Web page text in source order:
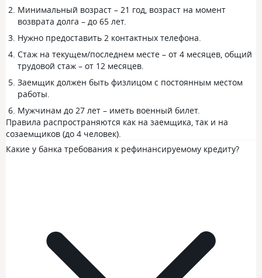
Минимальный возраст – 21 год, возраст на момент
возврата долга – до 65 лет.
Нужно предоставить 2 контактных телефона.
Стаж на текущем/последнем месте – от 4 месяцев, общий
трудовой стаж – от 12 месяцев.
Заемщик должен быть физлицом с постоянным местом
работы.
Мужчинам до 27 лет – иметь военный билет.
Правила распространяются как на заемщика, так и на
созаемщиков (до 4 человек).
Какие у банка требования к рефинансируемому кредиту?